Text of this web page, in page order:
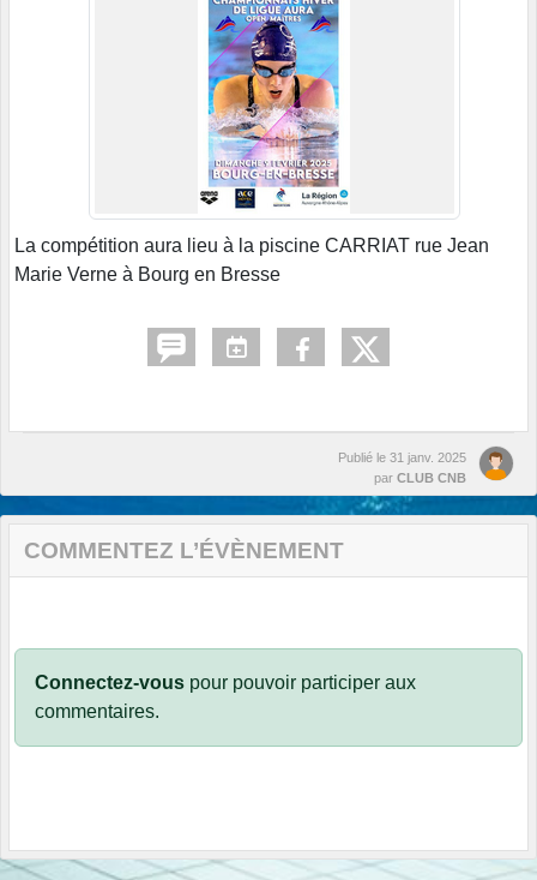
La compétition aura lieu à la piscine CARRIAT rue Jean
Marie Verne à Bourg en Bresse
Publié le 31 janv. 2025
par CLUB CNB
COMMENTEZ L’ÉVÈNEMENT
Connectez-vous pour pouvoir participer aux
commentaires.